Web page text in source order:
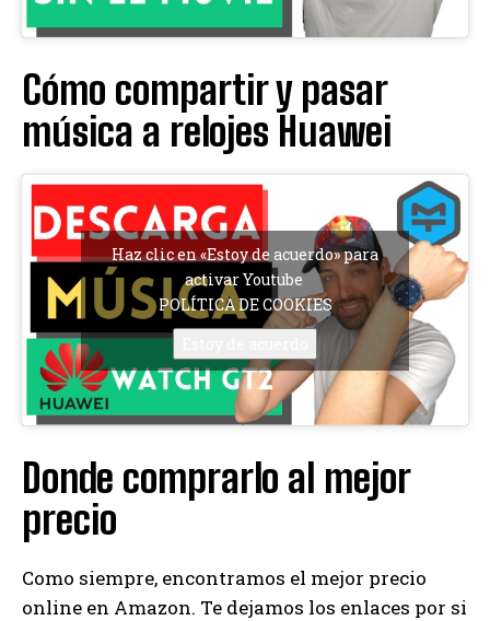
Cómo compartir y pasar
música a relojes Huawei
Haz clic en «Estoy de acuerdo» para
activar Youtube
POLÍTICA DE COOKIES
Donde comprarlo al mejor
precio
Como siempre, encontramos el mejor precio
online en Amazon. Te dejamos los enlaces por si